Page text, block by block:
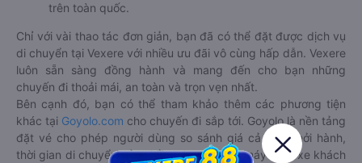
trên toàn quốc.
Chỉ với vài thao tác đơn giản, bạn đã có thể đặt được dịch vụ
di chuyển tại Vexere với nhiều ưu đãi vô cùng hấp dẫn. Vexere
luôn sẵn sàng đồng hành và mang đến cho bạn những
chuyến đi thoải mái, an toàn và trọn vẹn nhất.
Bên cạnh đó, bạn có thể tham khảo thêm các phương tiện
khác tại Goyolo.com cho chuyến đi sắp tới. Goyolo là nền tảng
đặt vé cho phép người dùng so sánh giá cả, giờ khởi hành,
thời gian di chuyển của nhiều phương tiện máy bay, xe khách